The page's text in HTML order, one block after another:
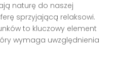
naturę do naszej
sprzyjającą relaksowi.
to kluczowy element
wymaga uwzględnienia